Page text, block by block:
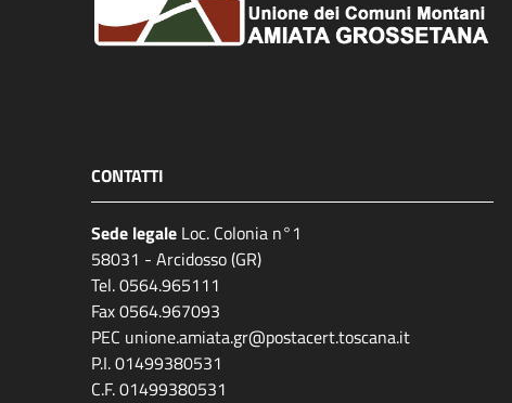
CONTATTI
Sede legale Loc. Colonia n°1
58031 - Arcidosso (GR)
Tel. 0564.965111
Fax 0564.967093
PEC unione.amiata.gr@postacert.toscana.it
P.I. 01499380531
C.F. 01499380531